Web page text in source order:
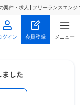
案件・求人 | フリーランスエン
グイン 会員登録 メニュー